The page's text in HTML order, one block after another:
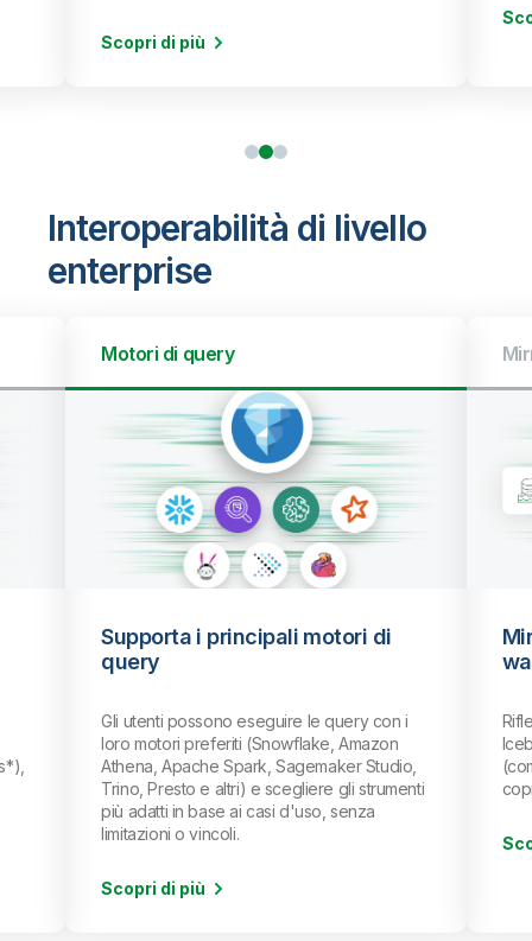
Interoperabilità di livello
enterprise
Mirroring senza copia
Mirroring senza copia per i data
warehouse
Rifletti automaticamente i dati dalle tabelle
Iceberg nel tuo data warehouse in cloud
(come Snowflake o Databricks*) senza
copiare o duplicare i dati.
Scopri di più